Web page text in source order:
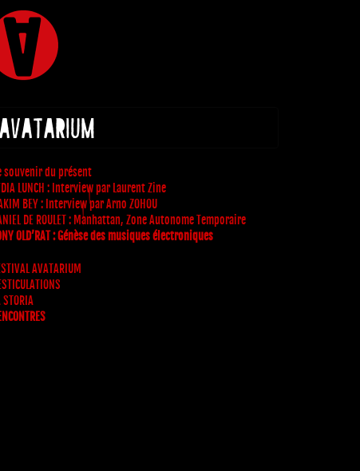
souvenir du présent
LUNCH : Interview par Laurent Zine
BEY : Interview par Arno ZOHOU
DE ROULET : Manhattan, Zone Autonome Temporaire
OLD’RAT : Génèse des musiques électroniques
AVATARIUM
STORIA